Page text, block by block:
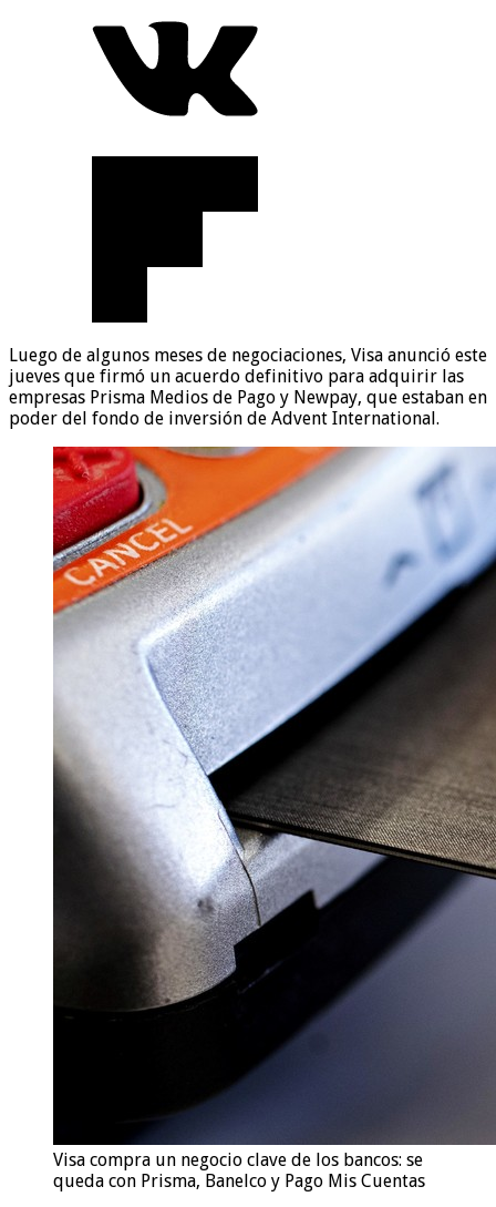
Luego de algunos meses de negociaciones, Visa anunció este
jueves que firmó un acuerdo definitivo para adquirir las
empresas Prisma Medios de Pago y Newpay, que estaban en
poder del fondo de inversión de Advent International.
Visa compra un negocio clave de los bancos: se
queda con Prisma, Banelco y Pago Mis Cuentas